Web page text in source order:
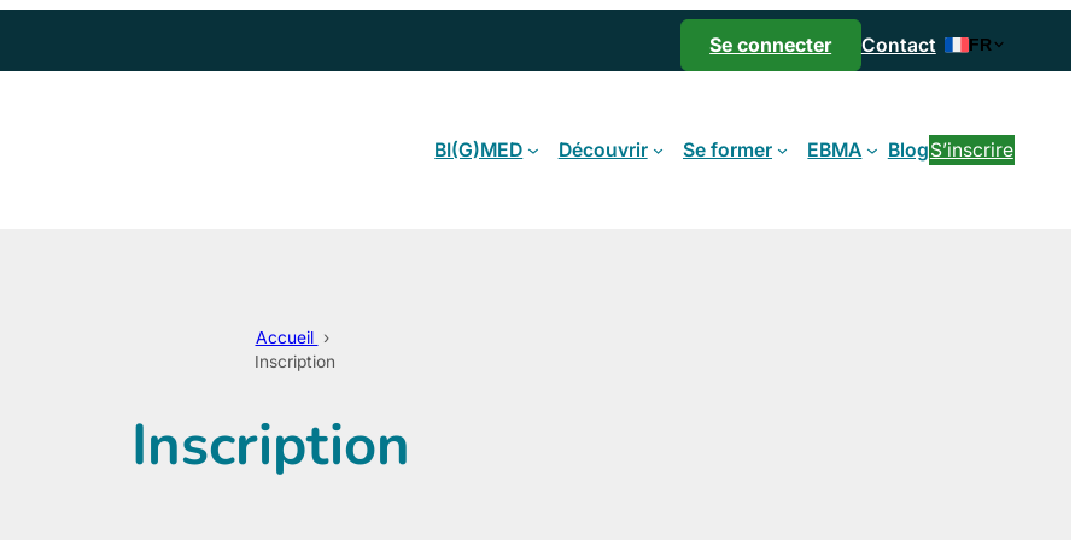
Se connecter Contact FR
BI(G)MED Découvrir Se former EBMA BlogS’inscrire
Accueil ›
Inscription
Inscription